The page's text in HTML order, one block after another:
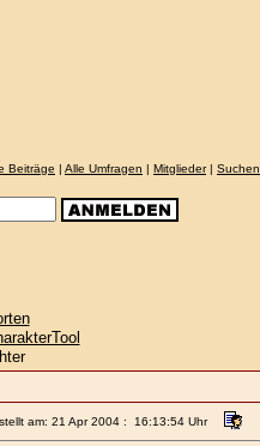
Beiträge | Alle Umfragen | Mitglieder| Suchen
am: 21 Apr 2004 : 16:13:54 Uhr